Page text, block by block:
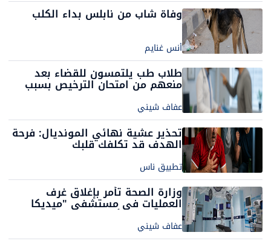
وفاة شاب من نابلس بداء الكلب
أنس غنايم
طلاب طب يلتمسون للقضاء بعد
منعهم من امتحان الترخيص بسبب
"بريد إلكتروني"
عفاف شيني
تحذير عشية نهائي المونديال: فرحة
الهدف قد تكلفك قلبك
تطبيق ناس
وزارة الصحة تأمر بإغلاق غرف
العمليات في مستشفى "ميديكا
رافائيل" بتل أبيب
عفاف شيني